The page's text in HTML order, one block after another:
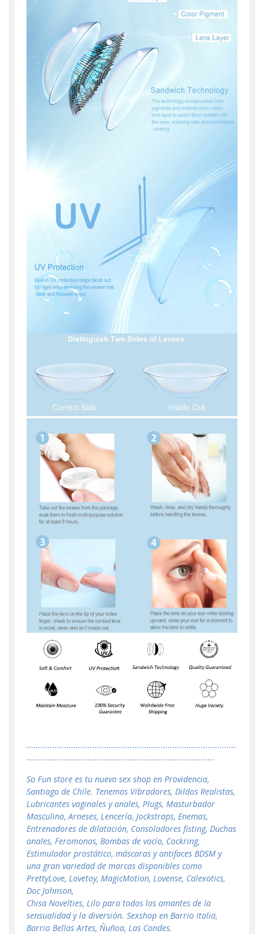
.........................................................................................
................................................................................
So Fun store es tu nuevo sex shop en Providencia,
Santiago de Chile. Tenemos Vibradores, Dildos Realistas,
Lubricantes vaginales y anales, Plugs, Masturbador
Masculino, Arneses, Lencería, Jockstraps, Enemas,
Entrenadores de dilatación, Consoladores fisting, Duchas
anales, Feromonas, Bombas de vacío, Cockring,
Estimulador prostático, máscaras y antifaces BDSM y
una gran variedad de marcas disponibles como
PrettyLove, Lovetoy, MagicMotion, Lovense, Calexotics,
Doc Johnson,
Chisa Novelties, Lilo para todos los amantes de la
sensualidad y la diversión. Sexshop en Barrio Italia,
Barrio Bellas Artes, Ñuñoa, Las Condes.